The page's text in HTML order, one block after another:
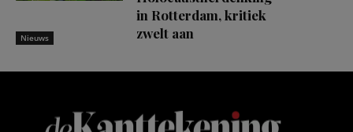
Nieuws
in Rotterdam, kritiek
zwelt aan